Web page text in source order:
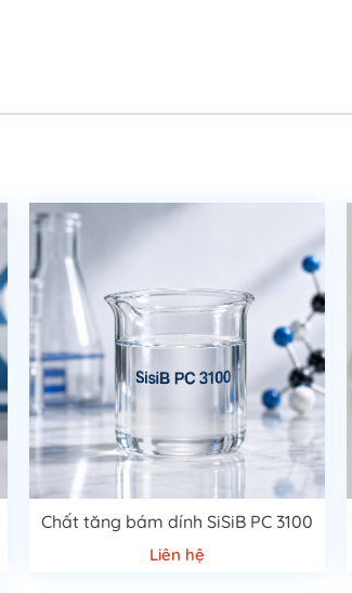
Chất tăng bám dính SiSiB PC 3100
Liên hệ